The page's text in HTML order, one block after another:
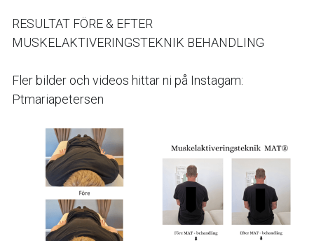
RESULTAT FÖRE & EFTER
MUSKELAKTIVERINGSTEKNIK BEHANDLING
Fler bilder och videos hittar ni på Instagam:
Ptmariapetersen